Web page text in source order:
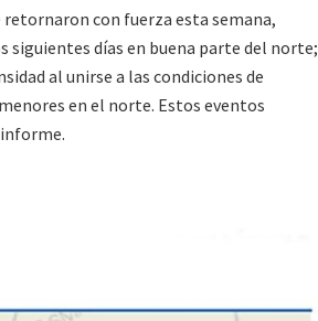
con fuerza esta semana,
siguientes días en buena parte del norte;
al unirse a las condiciones de
en el norte. Estos eventos